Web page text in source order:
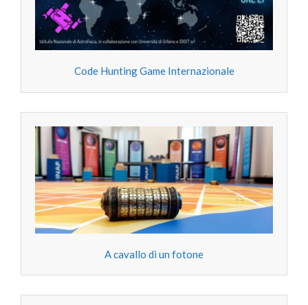
Code Hunting Game Internazionale
A cavallo di un fotone